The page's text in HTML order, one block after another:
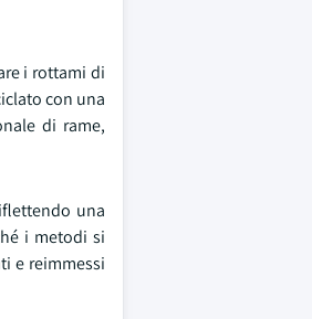
i rottami di
con una
di rame,
una
i metodi si
e reimmessi